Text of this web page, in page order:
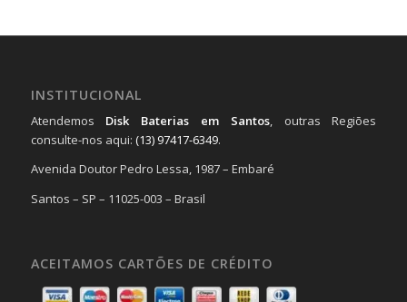
INSTITUCIONAL
Atendemos Disk Baterias em Santos, outras Regiões
consulte-nos aqui: (13) 97417-6349.
Avenida Doutor Pedro Lessa, 1987 – Embaré
Santos – SP – 11025-003 – Brasil
ACEITAMOS CARTÕES DE CRÉDITO